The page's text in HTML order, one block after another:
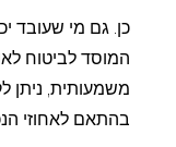
כן. גם מי שעובד
המוסד לביטוח
משמעותית, ניתן
בהתאם לאחוזי